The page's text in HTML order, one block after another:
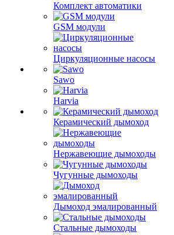
Комплект автоматики
GSM модули
Циркуляционные насосы
Sawo
Harvia
Керамический дымоход
Нержавеющие дымоходы
Чугунные дымоходы
Дымоход эмалированный
Стальные дымоходы